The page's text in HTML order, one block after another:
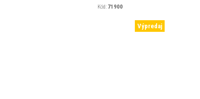
Kód: 71900
Výpredaj